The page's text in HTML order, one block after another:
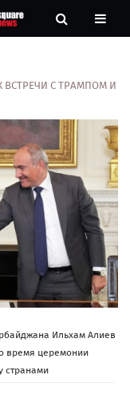
ВСТРЕЧИ С ТРАМПОМ И
Ильхам Алиев
время церемонии
странами